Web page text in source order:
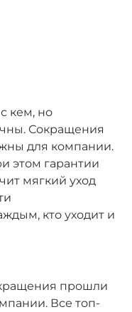
кем, но
Сокращения
для компании.
этом гарантии
мягкий уход
кто уходит и
прошли
Все топ-